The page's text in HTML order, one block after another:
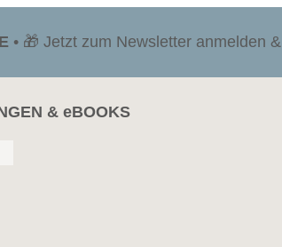
• 🎁 Jetzt zum Newsletter anmelden &
& eBOOKS